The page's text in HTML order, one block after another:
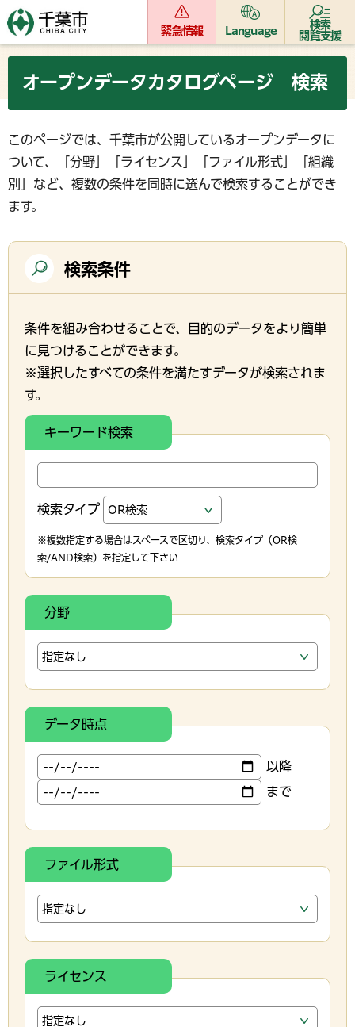
緊急情報 Language
検索
閲覧支援
オープンデータカタログページ 検索
このページでは、千葉市が公開しているオープンデータに
ついて、「分野」「ライセンス」「ファイル形式」「組織
別」など、複数の条件を同時に選んで検索することができ
ます。
検索条件
条件を組み合わせることで、目的のデータをより簡単
に見つけることができます。
※選択したすべての条件を満たすデータが検索されま
す。
キーワード検索
検索タイプ
※複数指定する場合はスペースで区切り、検索タイプ（OR検
索/AND検索）を指定して下さい
分野
データ時点
以降
まで
ファイル形式
ライセンス